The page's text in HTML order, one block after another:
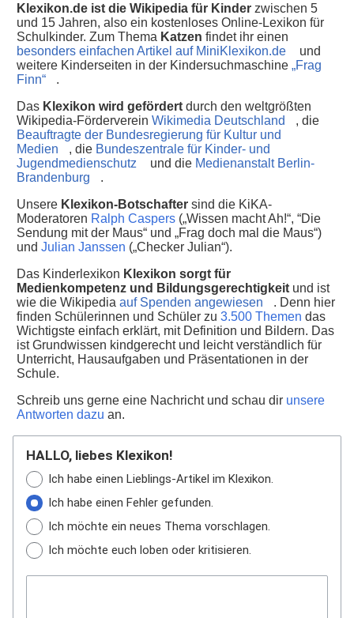
Klexikon.de ist die Wikipedia für Kinder zwischen 5
und 15 Jahren, also ein kostenloses Online-Lexikon für
Schulkinder. Zum Thema Katzen findet ihr einen
besonders einfachen Artikel auf MiniKlexikon.de
und
weitere Kinderseiten in der Kindersuchmaschine „Frag
Finn“
.
Das Klexikon wird gefördert durch den weltgrößten
Wikipedia-Förderverein Wikimedia Deutschland
, die
Beauftragte der Bundesregierung für Kultur und
Medien
, die Bundeszentrale für Kinder- und
Jugendmedienschutz
und die Medienanstalt Berlin-
Brandenburg
.
Unsere Klexikon-Botschafter sind die KiKA-
Moderatoren Ralph Caspers („Wissen macht Ah!“, “Die
Sendung mit der Maus“ und „Frag doch mal die Maus“)
und Julian Janssen („Checker Julian“).
Das Kinderlexikon Klexikon sorgt für
Medienkompetenz und Bildungsgerechtigkeit und ist
wie die Wikipedia auf Spenden angewiesen
. Denn hier
finden Schülerinnen und Schüler zu 3.500 Themen das
Wichtigste einfach erklärt, mit Definition und Bildern. Das
ist Grundwissen kindgerecht und leicht verständlich für
Unterricht, Hausaufgaben und Präsentationen in der
Schule.
Schreib uns gerne eine Nachricht und schau dir unsere
Antworten dazu an.
HALLO, liebes Klexikon!
Ich habe einen Lieblings-Artikel im Klexikon.
Ich habe einen Fehler gefunden.
Ich möchte ein neues Thema vorschlagen.
Ich möchte euch loben oder kritisieren.